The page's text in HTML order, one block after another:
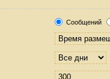
Сообщений